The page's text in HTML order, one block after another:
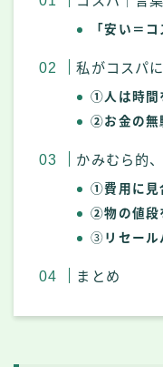
「安い＝
私がコスパ
①人は時間
②お金の無
かみむら的
①費用に見
②物の値段
③ リセール
まとめ